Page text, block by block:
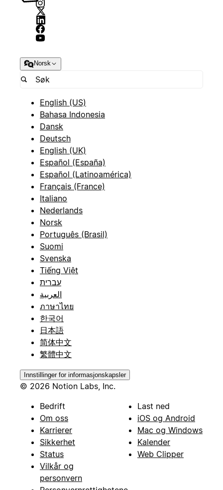
Norsk
English (US)
Bahasa Indonesia
Dansk
Deutsch
English (UK)
Español (España)
Español (Latinoamérica)
Français (France)
Italiano
Nederlands
Norsk
Português (Brasil)
Suomi
Svenska
Tiếng Việt
עברית
العربية
ภาษาไทย
한국어
日本語
简体中文
繁體中文
Innstillinger for informasjonskapsler
© 2026 Notion Labs, Inc.
Bedrift
Om oss
Karrierer
Sikkerhet
Status
Vilkår og
personvern
Last ned
iOS og Android
Mac og Windows
Kalender
Web Clipper